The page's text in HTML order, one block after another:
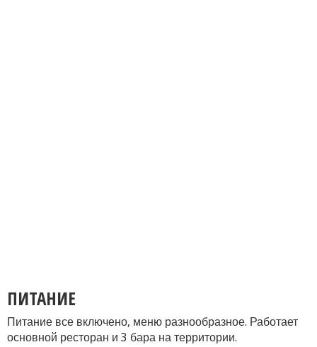
ПИТАНИЕ
Питание все включено, меню разнообразное. Работает
основной ресторан и 3 бара на территории.